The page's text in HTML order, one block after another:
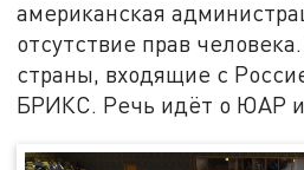
американская
отсутствие прав
страны, входящие с
БРИКС. Речь идёт о ЮАР